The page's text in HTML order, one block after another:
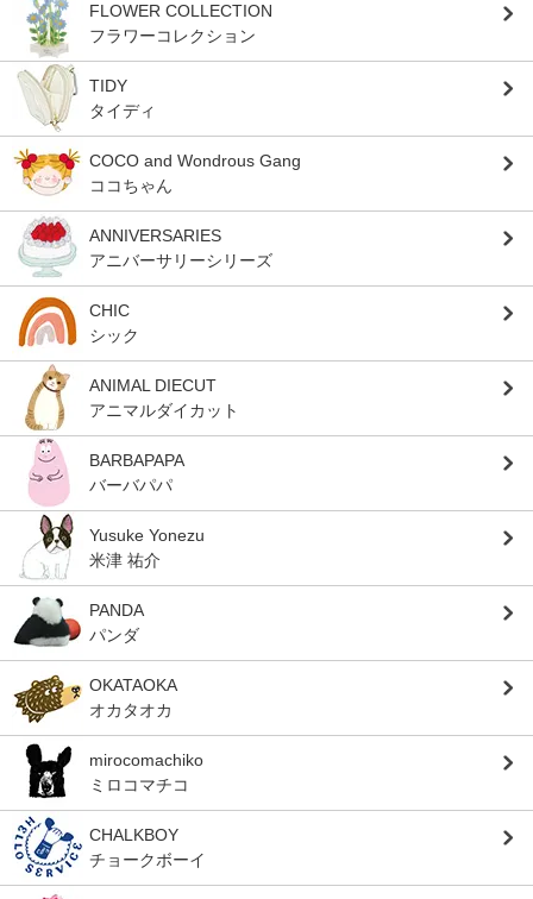
FLOWER COLLECTION
フラワーコレクション
TIDY
タイディ
COCO and Wondrous Gang
ココちゃん
ANNIVERSARIES
アニバーサリーシリーズ
CHIC
シック
ANIMAL DIECUT
アニマルダイカット
BARBAPAPA
バーバパパ
Yusuke Yonezu
米津 祐介
PANDA
パンダ
OKATAOKA
オカタオカ
mirocomachiko
ミロコマチコ
CHALKBOY
チョークボーイ